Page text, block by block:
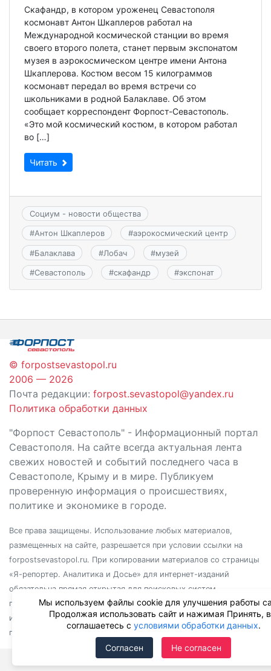
Скафандр, в котором уроженец Севастополя
космонавт Антон Шкаплеров работал на
Международной космической станции во время
своего второго полета, станет первым экспонатом
музея в аэрокосмическом центре имени Антона
Шкаплерова. Костюм весом 15 килограммов
космонавт передал во время встречи со
школьниками в родной Балаклаве. Об этом
сообщает корреспондент Форпост-Севастополь.
«Это мой космический костюм, в котором работал
во […]
Читать
Социум - новости общества
#Антон Шкаплеров #аэрокосмический центр
#Балаклава #Лобач #музей
#Севастополь #скафандр #экспонат
© forpostsevastopol.ru
2006 — 2026
Почта редакции: forpost.sevastopol@yandex.ru
Политика обработки данных
"Форпост Севастополь" - Информационный портал
Севастополя. На сайте всегда актуальная лента
свежих новостей и событий последнего часа в
Севастополе, Крыму и в мире. Публикуем
проверенную информация о происшествиях,
политике и экономике в городе.
Все права защищены. Использование любых материалов,
размещенных на сайте, разрешается при условии ссылки на
forpostsevastopol.ru. При копировании материалов со страницы
«Я-репортер. Аналитика и Досье» для интернет-изданий
обязательна прямая открытая для поисковых систем
гиперссылка. Независимо от полного или частичного
использования материалов, ссылка должна быть размещена в
подзаголовке или первом абзаце материала.
Мы используем файлы cookie для улучшения работы
Продолжая использовать сайт и нажимая Принять,
соглашаетесь с условиями обработки данных.
Согласен Не согласен